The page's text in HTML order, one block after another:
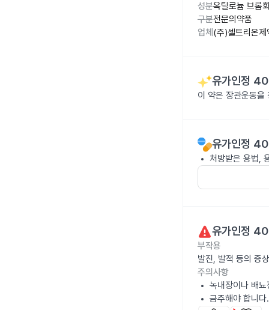
성분옥틸로늄 브롬
구분전문의약품
업체 (주)셀트리온제
유가인정
이 약은 장관운동을
유가인정
처방받은 용법,
유가인정
부작용
발진, 발적 등의 증
주의사항
녹내장이나 배
금주해야 합니다.